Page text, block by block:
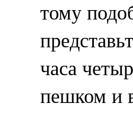
тому
часа
пешком и